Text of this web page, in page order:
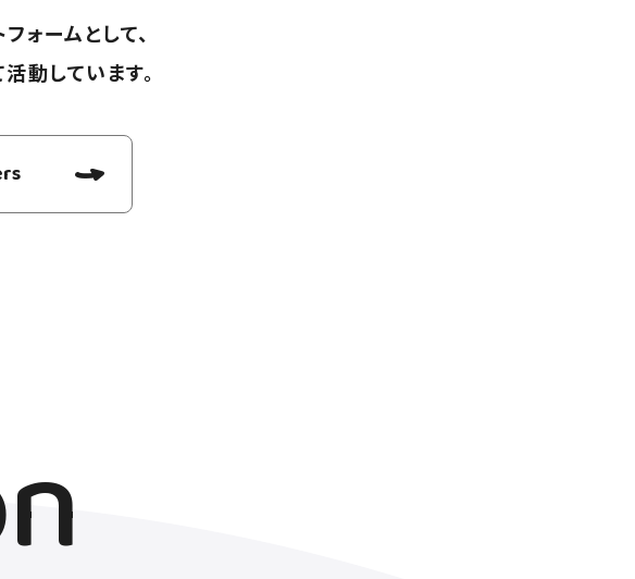
ォームとして、
動しています。